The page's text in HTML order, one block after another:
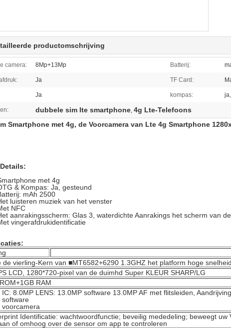
productomschrijving
camera: 8Mp+13Mp Batterij:
Ja TF Card:
Ja kompas:
dubbele sim lte smartphone, 4g Lte-Telefoons
Smartphone met 4g, de Voorcamera van Lte 4g Smartphone
met 4g
& Kompas: Ja, gesteund
mAh 2500
luisteren muziek van het venster
NFC
aanrakingsscherm: Glas 3, waterdichte Aanrakings het scherm van
vingerafdrukidentificatie
de vierling-Kern van ■MT6582+6290 1.3GHZ het platform hoge
LCD, 1280*720-pixel van de duimhd Super KLEUR SHARP/LG
RAM
IC: 8.0MP LENS: 13.0MP software 13.0MP AF met flitsleiden,
software
voorcamera
Identificatie: wachtwoordfunctie; beveilig mededeling; beweegt uw
of omhoog over de sensor om app te controleren